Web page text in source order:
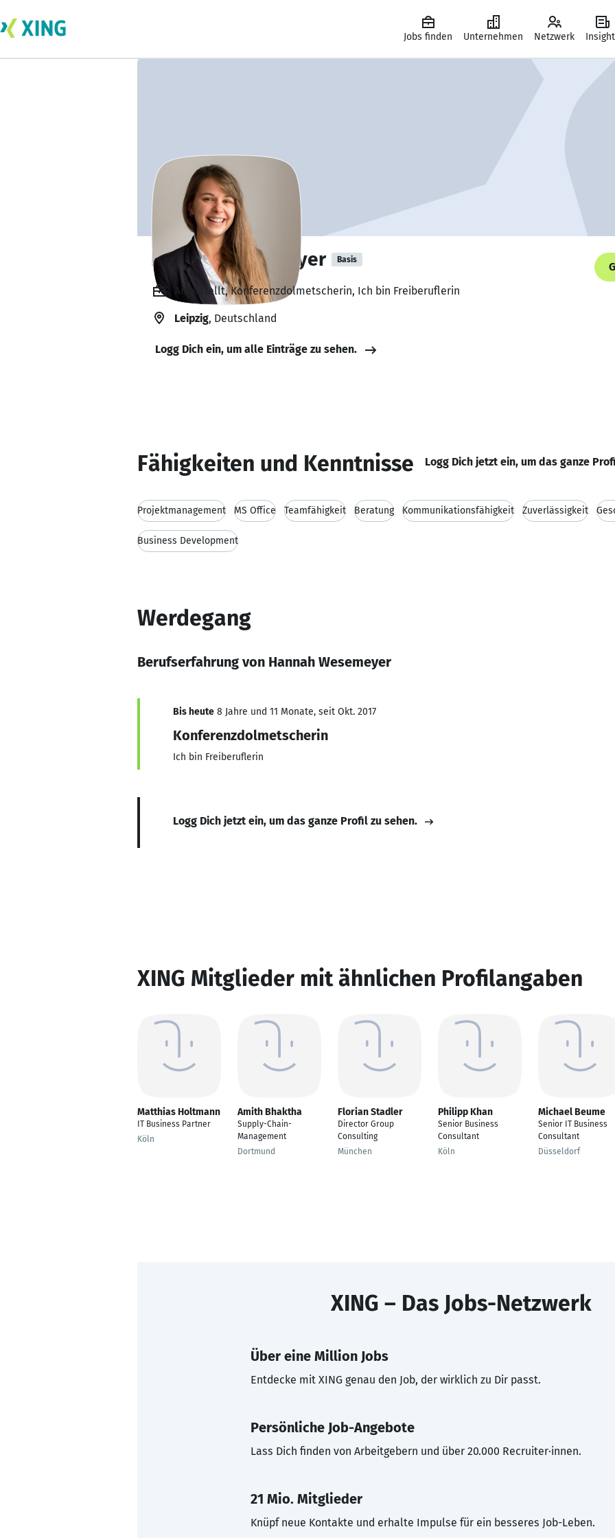
Jobs finden Unternehmen Netzwerk
Hannah Wesemeyer Basis
Angestellt, Konferenzdolmetscherin, Ich bin Freiberuflerin
Leipzig, Deutschland
Logg Dich ein, um alle Einträge zu sehen.
Fähigkeiten und Kenntnisse Logg Dich jetzt ein, um das ganze
Projektmanagement MS Office Teamfähigkeit Beratung Kommunikationsfähigkeit Zuverlässigkeit
Business Development
Werdegang
Berufserfahrung von Hannah Wesemeyer
Bis heute 8 Jahre und 11 Monate, seit Okt. 2017
Konferenzdolmetscherin
Ich bin Freiberuflerin
Logg Dich jetzt ein, um das ganze Profil zu sehen.
XING Mitglieder mit ähnlichen Profilangaben
Matthias Holtmann
IT Business Partner
Köln
Amith Bhaktha
Supply-Chain-
Management
Dortmund
Florian Stadler
Director Group
Consulting
München
Philipp Khan
Senior Business
Consultant
Köln
Michael Beume
Senior IT Business
Consultant
Düsseldorf
XING – Das Jobs-Netzwerk
Über eine Million Jobs
Entdecke mit XING genau den Job, der wirklich zu Dir passt.
Persönliche Job-Angebote
Lass Dich finden von Arbeitgebern und über 20.000 Recruiter·innen.
21 Mio. Mitglieder
Knüpf neue Kontakte und erhalte Impulse für ein besseres Job-Leben.